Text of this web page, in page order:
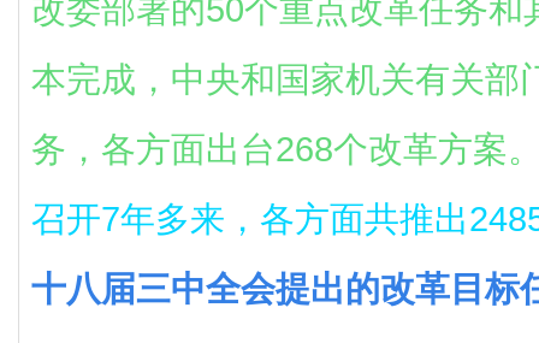
改委部署的50个重点改革任务和
本完成，中央和国家机关有关部
务，各方面出台268个改革方案
召开7年多来，各方面共推出
十八届三中全会提出的改革目标